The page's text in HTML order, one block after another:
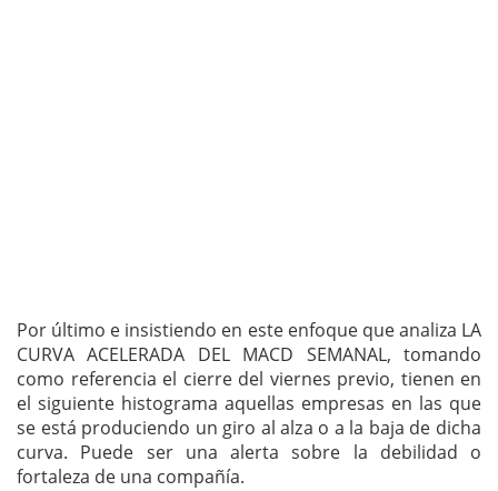
Por último e insistiendo en este enfoque que analiza LA
CURVA ACELERADA DEL MACD SEMANAL, tomando
como referencia el cierre del viernes previo, tienen en
el siguiente histograma aquellas empresas en las que
se está produciendo un giro al alza o a la baja de dicha
curva. Puede ser una alerta sobre la debilidad o
fortaleza de una compañía.